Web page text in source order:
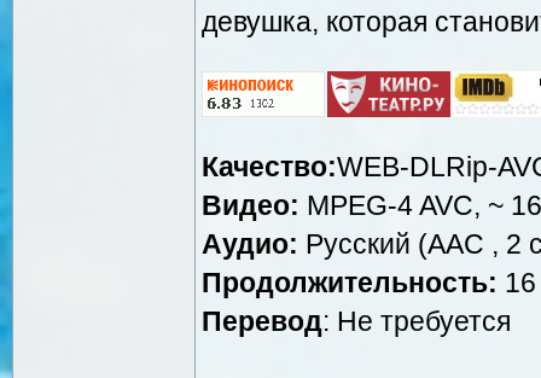
девушка, которая
Качество:WEB-DLRip-
Видео: MPEG-4 AVC, ~
Аудио: Русский (AAC , 2
Продолжительность:
Перевод: Не требуется